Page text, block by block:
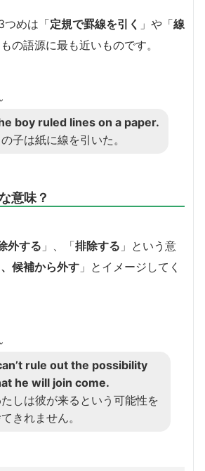
つめは「定規で罫線を引く 」や「線
の語源に最も近いものです。
boy ruled lines on a paper.
子は紙に線を引いた。
意味？
外する 」、「排除する 」という意
候補から外す 」とイメージしてく
rule out the possibility
he will join come.
しは彼が来るという可能性を
きれません。